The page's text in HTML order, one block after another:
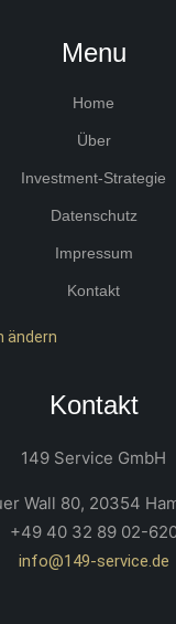
Menu
Home
Über
Investment-Strategie
Datenschutz
Impressum
Kontakt
ändern
Kontakt
149 Service GmbH
Wall 80, 20354
+49 40 32 89 02-
info@149-service.de